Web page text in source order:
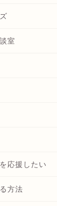
室
応援したい
方法